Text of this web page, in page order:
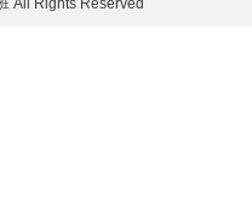
All Rights Reserved